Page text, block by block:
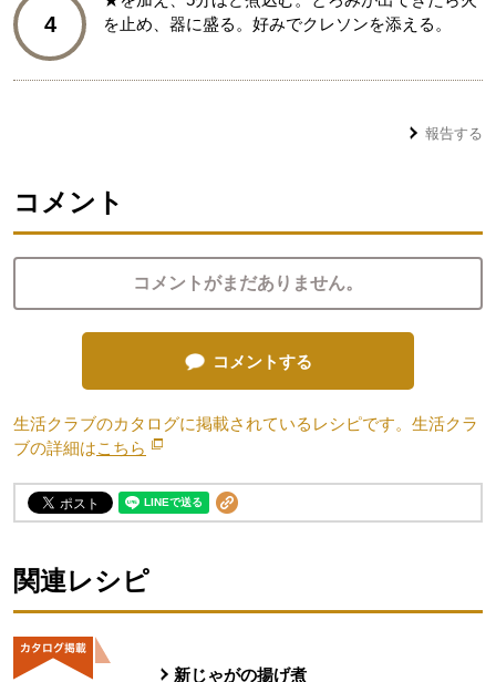
4
を止め、器に盛る。好みでクレソンを添える。
報告する
コメント
コメントがまだありません。
コメントする
生活クラブのカタログに掲載されているレシピです。生活クラ
ブの詳細はこちら 別のウィンドウで開きます。
関連レシピ
新じゃがの揚げ煮